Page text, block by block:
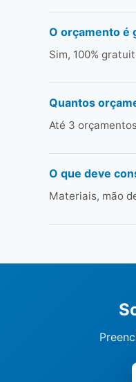
O orçamento é
Sim, 100%
Quantos
Até 3
O que deve
Materiais, mão